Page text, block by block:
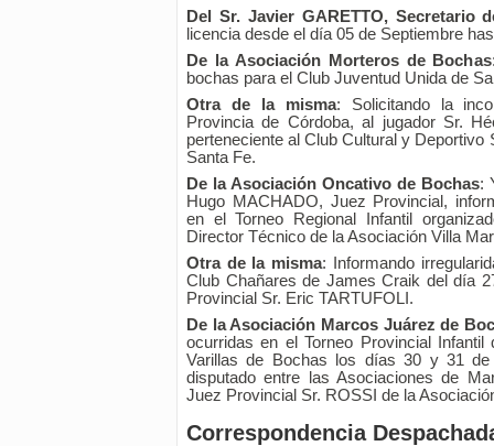
Del Sr. Javier GARETTO, Secretario
licencia desde el día 05 de Septiembre
De la Asociación Morteros de Bochas
bochas para el Club Juventud Unida de
Otra de la misma: Solicitando la
Provincia de Córdoba, al jugador Sr.
perteneciente al Club Cultural y Deportivo
Santa Fe.
De la Asociación Oncativo de Bochas:
Hugo MACHADO, Juez Provincial,
en el Torneo Regional Infantil
Director Técnico de la Asociación Villa
Otra de la misma: Informando
Club Chañares de James Craik del día
Provincial Sr. Eric TARTUFOLI.
De la Asociación Marcos Juárez de
ocurridas en el Torneo Provincial
Varillas de Bochas los días 30 y 31
disputado entre las Asociaciones de
Juez Provincial Sr. ROSSI de la
Correspondencia